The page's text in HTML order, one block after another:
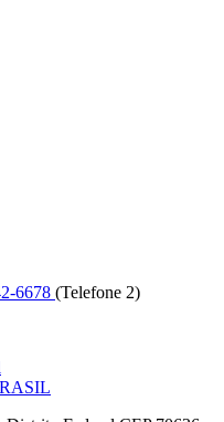
6678 (Telefone 2)